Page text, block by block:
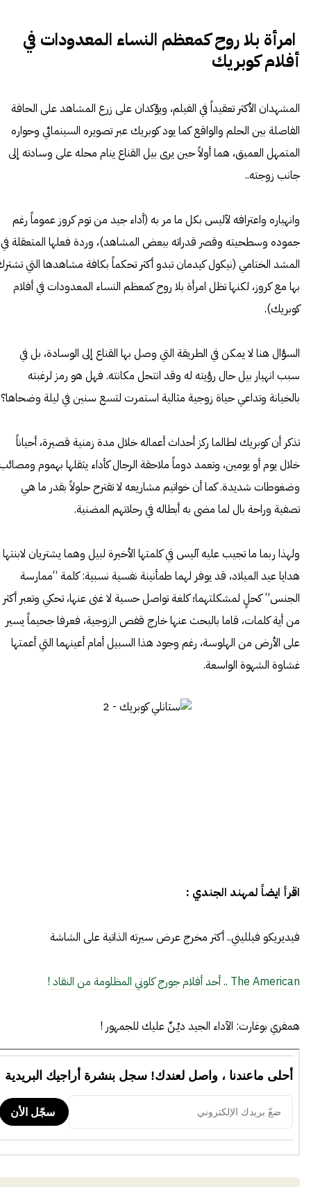
امرأة بلا روح كمعظم النساء المعدودات في
أفلام كوبريك
المشهدان الأكثر تعقيداً في الفيلم، ويؤكدان على زرع المشاهد على الحافة
الفاصلة بين الحلم والواقع كما يود كوبريك عبر تصويره السينمائي وحواره
المتمهل العميق، هما أولاً حين يرى بيل القناع ينام محله على وسادته إلى
جانب زوجته..
وانهياره واعترافه لآليس بكل ما مر به (أداء جيد من توم كروز عموماً رغم
جموده وسطحيته وقصر قدراته ببعض المشاهد)، وردة فعلها المتعقلة في
المشد الختامي (نيكول كيدمان تبدو أكثر تحكماً بكافة مشاهدها التي
بها مع كروز، لكنها تظل امرأة بلا روح كمعظم النساء المعدودات في أفلام
كوبريك).
السؤال هنا لا يمكن في الطريقة التي وصل بها القناع إلى الوسادة، بل في
سبب انهيار بيل حال رؤيته له وقد انتحل مكانته. فهل هو رمز لرغبته
بالخيانة وتداعي حياة زوجية مثالية استمرت لتسع سنين في ليلة وضحاها؟
تذكر أن كوبريك لطالما ركز أحداث أعماله خلال مدة زمنية قصيرة، أحياناً
خلال يوم أو يومين، وتعمد دوماً ملاحقة الرجال كأداء يثقلها بهموم
وضغوطات شديدة. كما أن خواتيم مشاريعه لا تقترح حلولاً بقدر ما هي
تصفية وراحة بال لما مضى به أبطاله في رحلاتهم المضنية.
ولهذا ربما ما تجيب عليه آليس في كلمتها الأخيرة لبيل وهما يشتريان لابنتها
هدايا عيد الميلاد، قد يوفر لهما طمأنينة نفسية نسبية: كلمة “ممارسة
الجنس” كحلٍ لمشكلتهما؛ كلغة تواصل حسية لا غنى عنها، تحكي وتعبر أكثر
من أية كلمات، قاما بالبحث عنها خارج قفص الزوجية، فعرفا جحيماً يسير
على الأرض من الهلوسة، رغم وجود هذا السبيل أمام أعينهما التي أعمتها
غشاوة الشهوة الواسعة.
اقرأ ايضاً لمهند الجندي :
فيديريكو فيلليني.. أكثر مخرج عرض سيرته الذاتية على الشاشة
The American .. أحد أفلام جورج كلوني المظلومة من النقاد !
همفري بوغارت: الآداء الجيد ديْـنٌ عليك للجمهور !